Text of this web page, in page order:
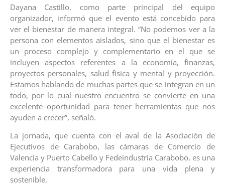
Dayana Castillo, como parte principal del equipo
organizador, informó que el evento está concebido para
ver el bienestar de manera integral. “No podemos ver a la
persona con elementos aislados, sino que el bienestar es
un proceso complejo y complementario en el que se
incluyen aspectos referentes a la economía, finanzas,
proyectos personales, salud física y mental y proyección.
Estamos hablando de muchas partes que se integran en un
todo, por lo cual nuestro encuentro se convierte en una
excelente oportunidad para tener herramientas que nos
ayuden a crecer”, señaló.
La jornada, que cuenta con el aval de la Asociación de
Ejecutivos de Carabobo, las cámaras de Comercio de
Valencia y Puerto Cabello y Fedeindustria Carabobo, es una
experiencia transformadora para una vida plena y
sostenible.